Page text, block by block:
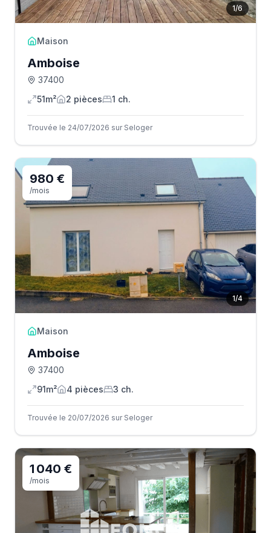
1/6
Maison
Amboise
37400
51m²
2 pièces 1 ch.
Trouvée le 24/07/2026 sur Seloger
1/4
980 €
/mois
Maison
Amboise
37400
91m²
4 pièces 3 ch.
Trouvée le 20/07/2026 sur Seloger
1 040 €
/mois